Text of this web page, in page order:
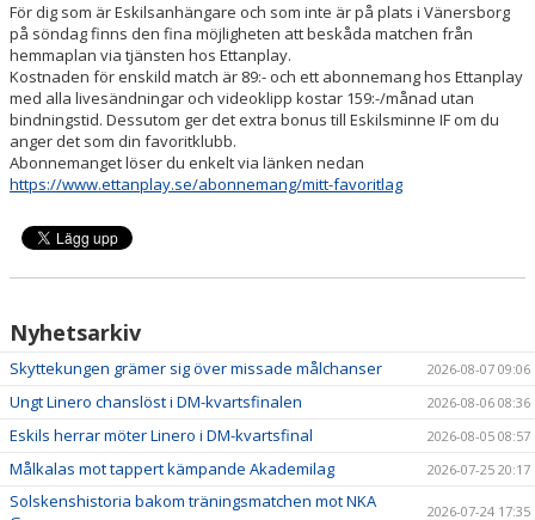
För dig som är Eskilsanhängare och som inte är på plats i Vänersborg
på söndag finns den fina möjligheten att beskåda matchen från
hemmaplan via tjänsten hos Ettanplay.
Kostnaden för enskild match är 89:- och ett abonnemang hos Ettanplay
med alla livesändningar och videoklipp kostar 159:-/månad utan
bindningstid. Dessutom ger det extra bonus till Eskilsminne IF om du
anger det som din favoritklubb.
Abonnemanget löser du enkelt via länken nedan
https://www.ettanplay.se/abonnemang/mitt-favoritlag
Nyhetsarkiv
Skyttekungen grämer sig över missade målchanser 2026-08-07 09:06
Ungt Linero chanslöst i DM-kvartsfinalen 2026-08-06 08:36
Eskils herrar möter Linero i DM-kvartsfinal 2026-08-05 08:57
Målkalas mot tappert kämpande Akademilag 2026-07-25 20:17
Solskenshistoria bakom träningsmatchen mot NKA
2026-07-24 17:35